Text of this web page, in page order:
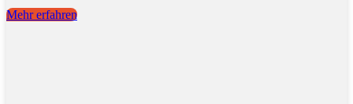
Mehr erfahren